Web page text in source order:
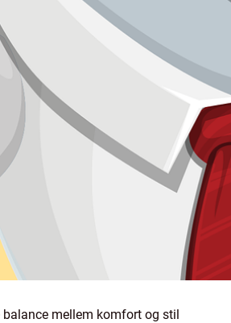
mellem komfort og stil